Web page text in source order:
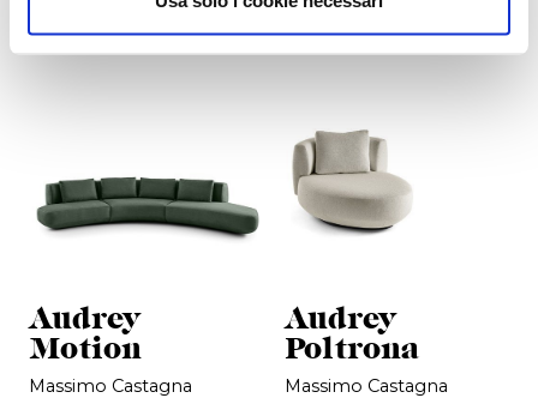
Audrey
Motion
Massimo Castagna
Audrey
Poltrona
Massimo Castagna